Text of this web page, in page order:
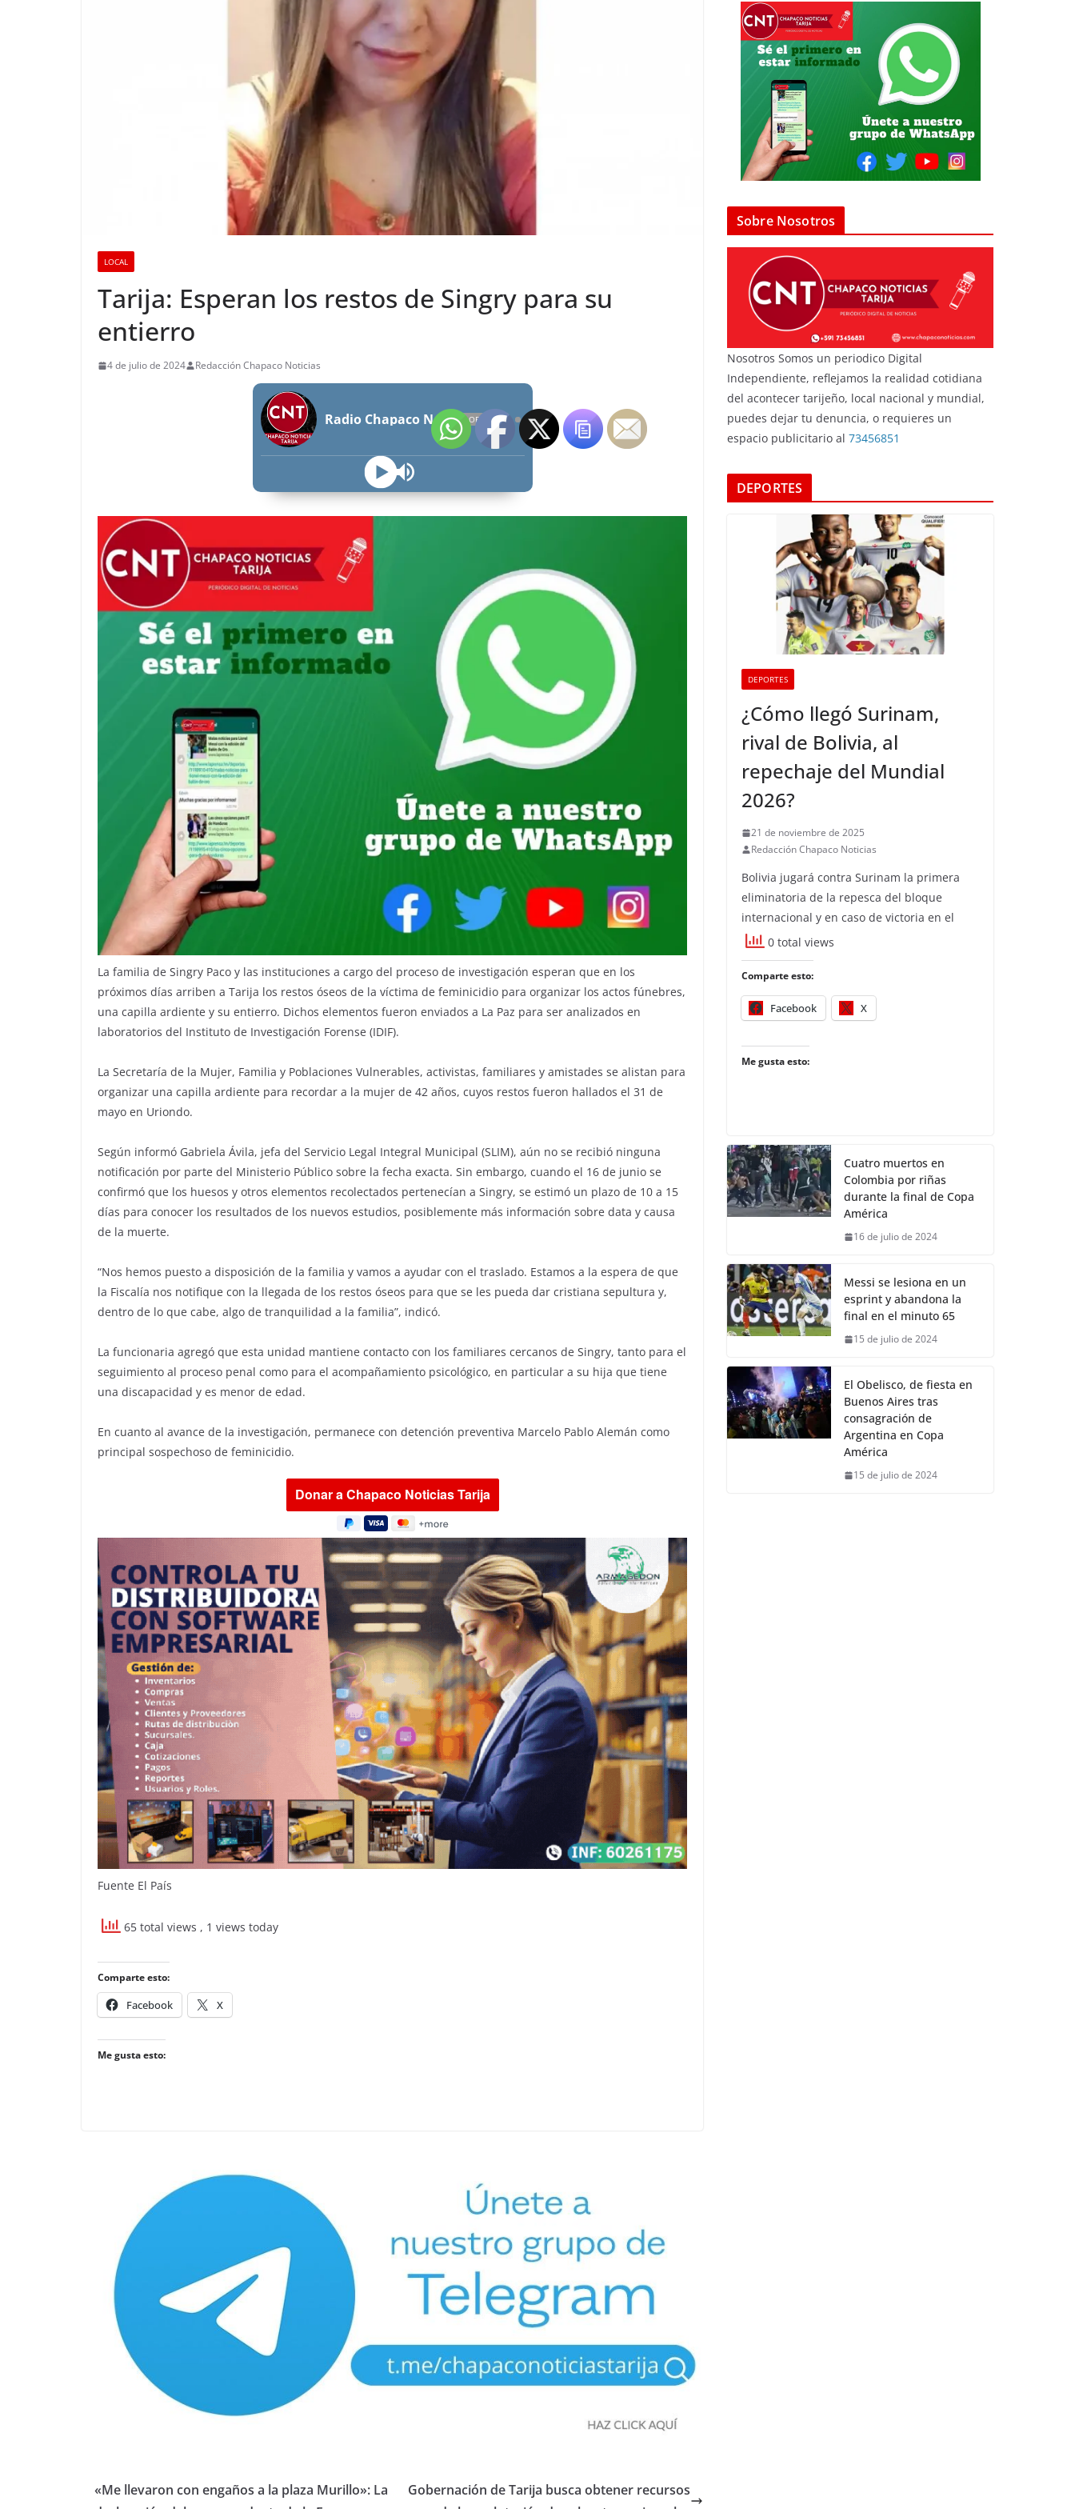
LOCAL
Tarija: Esperan los restos de Singry para su
entierro
4 de julio de 2024 Redacción Chapaco Noticias
Radio Chapaco Noticias Las 24 horas en vivo OFFLINE
La familia de Singry Paco y las instituciones a cargo del proceso de investigación esperan que en los
próximos días arriben a Tarija los restos óseos de la víctima de feminicidio para organizar los actos fúnebres,
una capilla ardiente y su entierro. Dichos elementos fueron enviados a La Paz para ser analizados en
laboratorios del Instituto de Investigación Forense (IDIF).
La Secretaría de la Mujer, Familia y Poblaciones Vulnerables, activistas, familiares y amistades se alistan para
organizar una capilla ardiente para recordar a la mujer de 42 años, cuyos restos fueron hallados el 31 de
mayo en Uriondo.
Según informó Gabriela Ávila, jefa del Servicio Legal Integral Municipal (SLIM), aún no se recibió ninguna
notificación por parte del Ministerio Público sobre la fecha exacta. Sin embargo, cuando el 16 de junio se
confirmó que los huesos y otros elementos recolectados pertenecían a Singry, se estimó un plazo de 10 a 15
días para conocer los resultados de los nuevos estudios, posiblemente más información sobre data y causa
de la muerte.
“Nos hemos puesto a disposición de la familia y vamos a ayudar con el traslado. Estamos a la espera de que
la Fiscalía nos notifique con la llegada de los restos óseos para que se les pueda dar cristiana sepultura y,
dentro de lo que cabe, algo de tranquilidad a la familia”, indicó.
La funcionaria agregó que esta unidad mantiene contacto con los familiares cercanos de Singry, tanto para el
seguimiento al proceso penal como para el acompañamiento psicológico, en particular a su hija que tiene
una discapacidad y es menor de edad.
En cuanto al avance de la investigación, permanece con detención preventiva Marcelo Pablo Alemán como
principal sospechoso de feminicidio.
Fuente El País
65 total views , 1 views today
Comparte esto:
Facebook X
Me gusta esto:
«Me llevaron con engaños a la plaza Murillo»: La
Gobernación de Tarija busca obtener recursos
Sobre Nosotros
Nosotros Somos un periodico Digital
Independiente, reflejamos la realidad cotidiana
del acontecer tarijeño, local nacional y mundial,
puedes dejar tu denuncia, o requieres un
espacio publicitario al 73456851
DEPORTES
DEPORTES
¿Cómo llegó Surinam,
rival de Bolivia, al
repechaje del Mundial
2026?
21 de noviembre de 2025
Redacción Chapaco Noticias
Bolivia jugará contra Surinam la primera
eliminatoria de la repesca del bloque
internacional y en caso de victoria en el
0 total views
Comparte esto:
Facebook X
Me gusta esto:
Cuatro muertos en
Colombia por riñas
durante la final de Copa
América
16 de julio de 2024
Messi se lesiona en un
esprint y abandona la
final en el minuto 65
15 de julio de 2024
El Obelisco, de fiesta en
Buenos Aires tras
consagración de
Argentina en Copa
América
15 de julio de 2024